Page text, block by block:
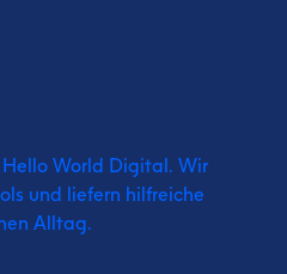
World Digital. Wir
und liefern hilfreiche
Alltag.